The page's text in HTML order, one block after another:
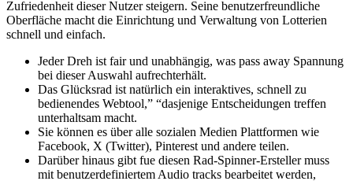
Zufriedenheit dieser Nutzer steigern. Seine benutzerfreundliche
Oberfläche macht die Einrichtung und Verwaltung von Lotterien
schnell und einfach.
Jeder Dreh ist fair und unabhängig, was pass away Spannung
bei dieser Auswahl aufrechterhält.
Das Glücksrad ist natürlich ein interaktives, schnell zu
bedienendes Webtool,” “dasjenige Entscheidungen treffen
unterhaltsam macht.
Sie können es über alle sozialen Medien Plattformen wie
Facebook, X (Twitter), Pinterest und andere teilen.
Darüber hinaus gibt fue diesen Rad-Spinner-Ersteller muss
mit benutzerdefiniertem Audio tracks bearbeitet werden,